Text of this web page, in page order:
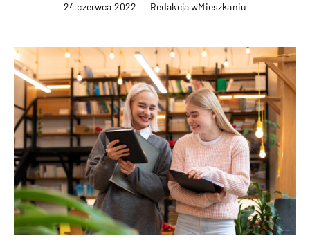
24 czerwca 2022 Redakcja wMieszkaniu